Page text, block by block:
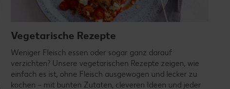
Vegetarische Rezepte
Weniger Fleisch essen oder sogar ganz darauf
verzichten? Unsere vegetarischen Rezepte zeigen, wie
einfach es ist, ohne Fleisch ausgewogen und lecker zu
kochen – mit bunten Zutaten, cleveren Ideen und jeder